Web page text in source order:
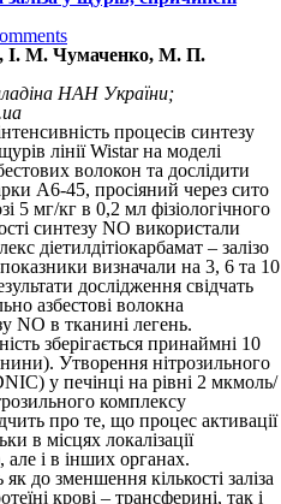
І. М. Чумаченко, М. П.
НАН України;
процесів синтезу
лінії Wistar на моделі
волокон та дослідити
А6-45, просіяний через сито
мг/кг в 0,2 мл фізіологічного
синтезу NO використали
діетилдітіокарбамат – залізо
ви­значали на 3, 6 та 10
дослідження свідчать
азбестові волокна
NO в тканині легень.
зберігається принаймні 10
Утворення нітрозильного
у печінці на рівні 2 мкмоль/
комплексу
про те, що процес активації
в місцях локалізації
але і в інших органах.
до зменшення кількості заліза
крові – трансферині, так і